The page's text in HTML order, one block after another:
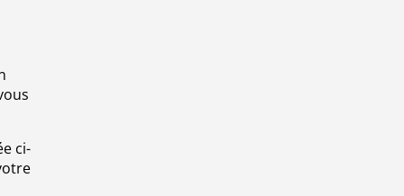
ci-